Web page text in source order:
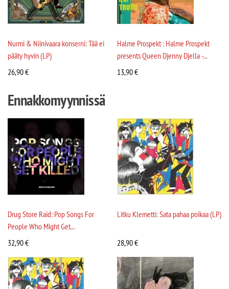
Nurmi & Niinivaara konserni: Tää ei
pääty hyvin (LP)
26,90€
Halme Prospekt : Halme Prospekt
presents Queen Djenny Djella -...
13,90€
Ennakkomyynnissä
Drug Store Raid: Pop Songs For
People Who Might Get...
32,90€
Litku Klemetti: Sata pahaa poikaa (LP)
28,90€